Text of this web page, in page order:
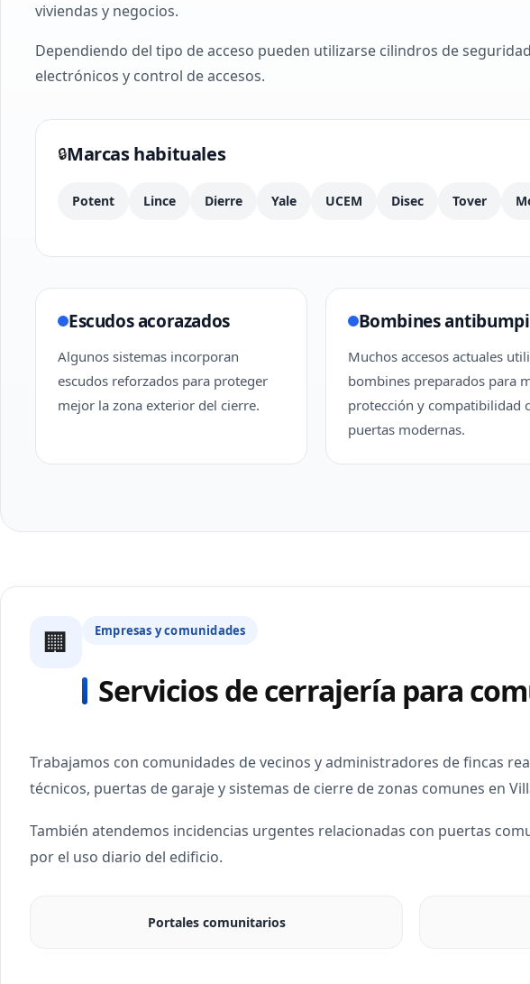
viviendas y negocios.
Dependiendo del tipo de acceso pueden utilizarse cilindros de
electrónicos y control de accesos.
🔒Marcas habituales
Potent Lince Dierre Yale UCEM Disec Tover
Escudos acorazados
Algunos sistemas incorporan
escudos reforzados para proteger
mejor la zona exterior del cierre.
Bombines
Muchos accesos actuales
bombines preparados para
protección y compatibilidad
puertas modernas.
🏢 Empresas y comunidades
Servicios de cerrajería para
Trabajamos con comunidades de vecinos y administradores de fincas
técnicos, puertas de garaje y sistemas de cierre de zonas comunes en
También atendemos incidencias urgentes relacionadas con puertas
por el uso diario del edificio.
Portales comunitarios